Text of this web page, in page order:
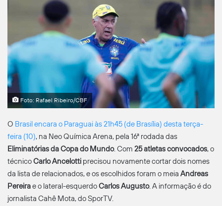
Foto: Rafael Ribeiro/CBF
O Brasil encara o Paraguai às 21h45 (de Brasília) desta terça-
feira (10), na Neo Química Arena, pela 16ª rodada das
Eliminatórias da Copa do Mundo. Com 25 atletas convocados, o
técnicoCarlo Ancelotti precisou novamente cortar dois nomes
da lista de relacionados, e os escolhidos foram o meia Andreas
Pereirae o lateral-esquerdoCarlos Augusto. A informação é do
jornalista Cahê Mota, do SporTV.